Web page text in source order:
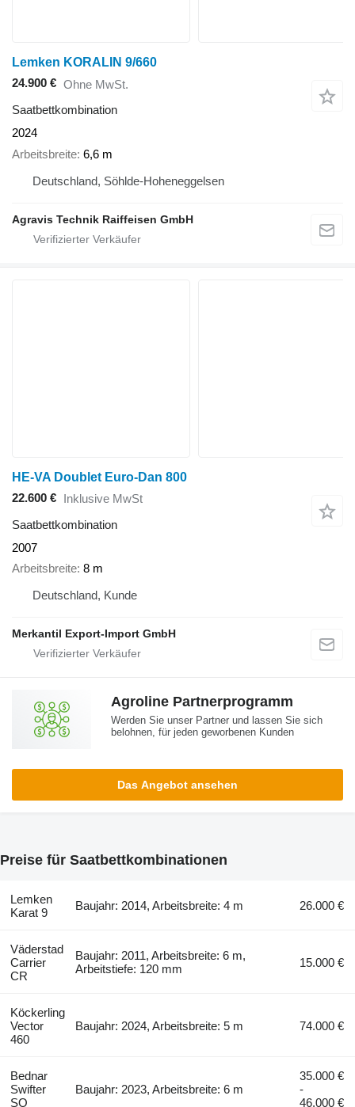
Lemken KORALIN 9/660
24.900 € Ohne MwSt.
Saatbettkombination
2024
Arbeitsbreite 6,6 m
Deutschland, Söhlde-Hoheneggelsen
Agravis Technik Raiffeisen GmbH
HE-VA Doublet Euro-Dan 800
22.600 €
Inklusive MwSt
Saatbettkombination
2007
Arbeitsbreite 8 m
Deutschland, Kunde
Merkantil Export-Import GmbH
Agroline Partnerprogramm
Werden Sie unser Partner und lassen Sie sich
belohnen, für jeden geworbenen Kunden
Das Angebot ansehen
Preise für Saatbettkombinationen
Lemken
Karat 9
Baujahr: 2014, Arbeitsbreite: 4 m 26.000 €
Väderstad
Carrier
CR
Baujahr: 2011, Arbeitsbreite: 6 m,
Arbeitstiefe: 120 mm
15.000 €
Köckerling
Vector
460
Baujahr: 2024, Arbeitsbreite: 5 m 74.000 €
Bednar
Swifter
SO
Baujahr: 2023, Arbeitsbreite: 6 m
35.000 €
-
46.000 €